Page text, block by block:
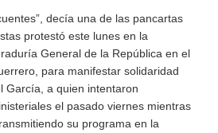
decía una de las pancartas
protestó este lunes en la
General de la República en el
para manifestar solidaridad
García, a quien intentaron
el pasado viernes mientras
su programa en la